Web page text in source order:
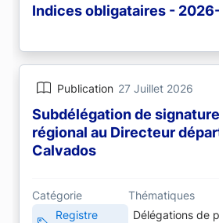
Indices obligataires -
Publication 27 Juillet 2026
Subdélégation de
régional au Directeur
Calvados
Catégorie
Registre
Thématiques
Délégations de